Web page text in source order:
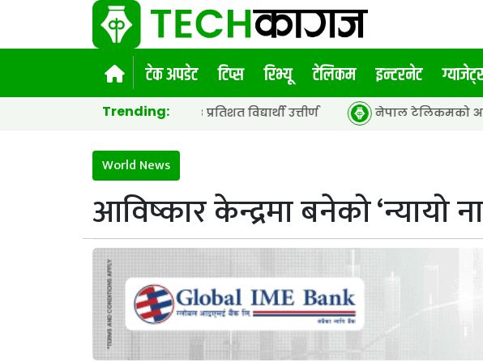
टेक अपडेट टिप्स रिभ्यू टेलिकम इन्टरनेट
Trending:
सार्वजनिक, ६५.९८ प्रतिशत विद्यार्थी उत्तीर्ण नेपाल टेलिकमको अवरुद्ध सेवा
World News
आविष्कार केन्द्रमा बनेको ‘न्यायो